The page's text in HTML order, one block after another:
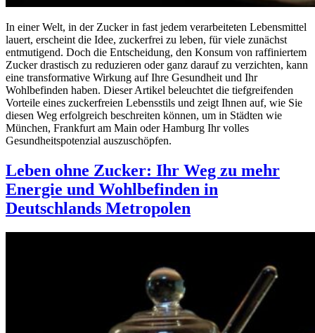
In einer Welt, in der Zucker in fast jedem verarbeiteten Lebensmittel
lauert, erscheint die Idee, zuckerfrei zu leben, für viele zunächst
entmutigend. Doch die Entscheidung, den Konsum von raffiniertem
Zucker drastisch zu reduzieren oder ganz darauf zu verzichten, kann
eine transformative Wirkung auf Ihre Gesundheit und Ihr
Wohlbefinden haben. Dieser Artikel beleuchtet die tiefgreifenden
Vorteile eines zuckerfreien Lebensstils und zeigt Ihnen auf, wie Sie
diesen Weg erfolgreich beschreiten können, um in Städten wie
München, Frankfurt am Main oder Hamburg Ihr volles
Gesundheitspotenzial auszuschöpfen.
Leben ohne Zucker: Ihr Weg zu mehr
Energie und Wohlbefinden in
Deutschlands Metropolen